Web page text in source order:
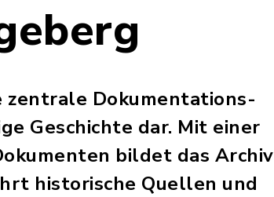
Dokumentations-
Geschichte dar. Mit einer
bildet das Archiv
historische Quellen und